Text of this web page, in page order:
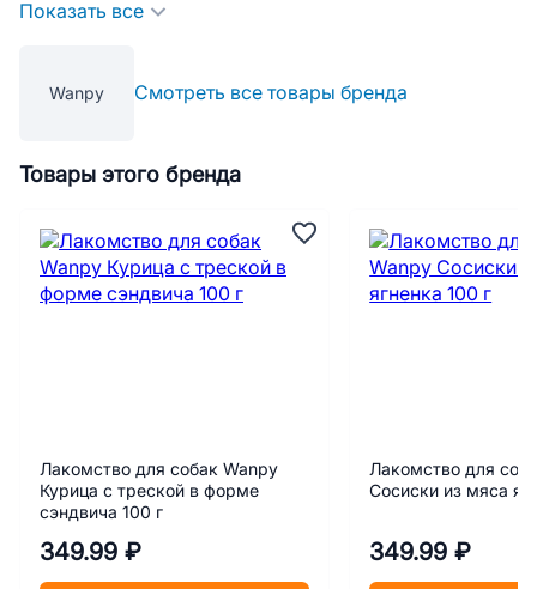
Показать все
Wanpy Смотреть все товары бренда
Товары этого бренда
Лакомство для собак Wanpy
Курица с треской в форме
сэндвича 100 г
349.99 ₽
Лакомство для
Сосиски из мяса
349.99 ₽